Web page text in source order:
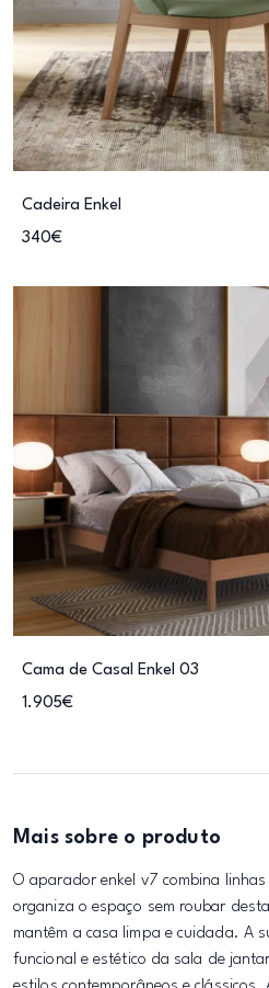
Cadeira Enkel
340€
Cama de Casal Enkel 03
1.905€
Mais sobre o produto
O aparador enkel v7 combina
organiza o espaço sem roubar
mantêm a casa limpa e cuidada. A
funcional e estético da sala de